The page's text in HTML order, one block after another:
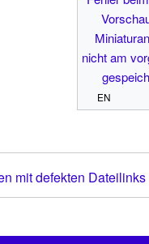
nicht am
EN
mit defekten Dateilinks